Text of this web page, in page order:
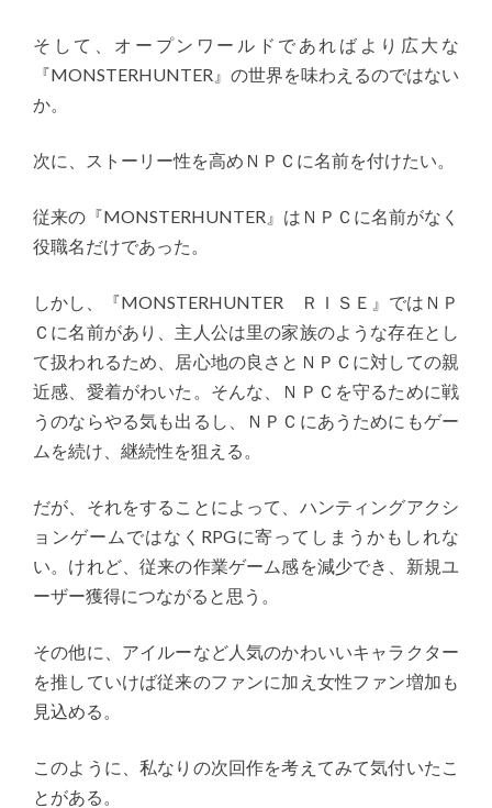
そして、オープンワールドであればより広大な
『MONSTERHUNTER』の世界を味わえるのではない
か。
次に、ストーリー性を高めＮＰＣに名前を付けたい。
従来の『MONSTERHUNTER』はＮＰＣに名前がなく
役職名だけであった。
しかし、『MONSTERHUNTER ＲＩＳＥ』ではＮＰ
Ｃに名前があり、主人公は里の家族のような存在とし
て扱われるため、居心地の良さとＮＰＣに対しての親
近感、愛着がわいた。そんな、ＮＰＣを守るために戦
うのならやる気も出るし、ＮＰＣにあうためにもゲー
ムを続け、継続性を狙える。
だが、それをすることによって、ハンティングアクシ
ョンゲームではなくRPGに寄ってしまうかもしれな
い。けれど、従来の作業ゲーム感を減少でき、新規ユ
ーザー獲得につながると思う。
その他に、アイルーなど人気のかわいいキャラクター
を推していけば従来のファンに加え女性ファン増加も
見込める。
このように、私なりの次回作を考えてみて気付いたこ
とがある。